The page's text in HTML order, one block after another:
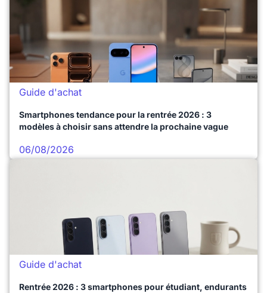
Guide d'achat
Smartphones tendance pour la rentrée 2026 : 3
modèles à choisir sans attendre la prochaine vague
06/08/2026
Guide d'achat
Rentrée 2026 : 3 smartphones pour étudiant, endurants